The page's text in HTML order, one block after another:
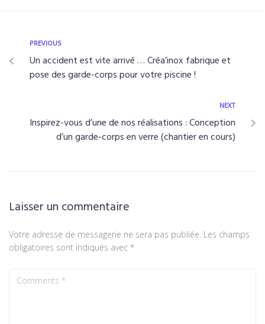
PREVIOUS
Un accident est vite arrivé … Créa’inox fabrique et
pose des garde-corps pour votre piscine !
NEXT
Inspirez-vous d’une de nos réalisations : Conception
d’un garde-corps en verre (chantier en cours)
Laisser un commentaire
Votre adresse de messagerie ne sera pas publiée. Les champs
obligatoires sont indiqués avec *